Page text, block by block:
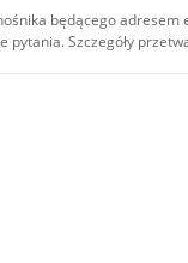
będącego
Szczegóły